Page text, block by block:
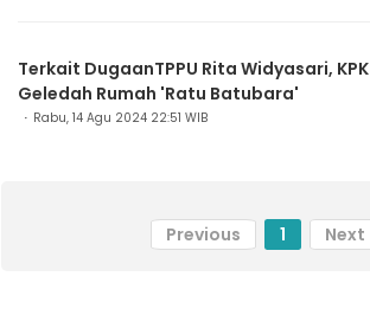
Terkait DugaanTPPU Rita Widyasari, KPK
Geledah Rumah 'Ratu Batubara'
Rabu, 14 Agu 2024 22:51 WIB
Previous 1 Next